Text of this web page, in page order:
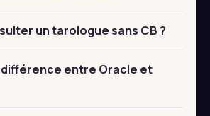
un tarologue sans CB ?
différence entre Oracle et